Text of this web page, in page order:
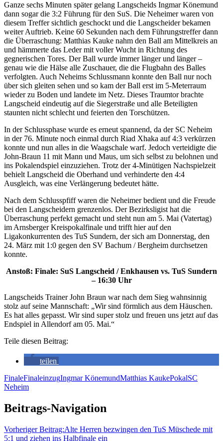
Ganze sechs Minuten später gelang Langscheids Ingmar Könemund
dann sogar die 3:2 Führung für den SuS. Die Neheimer waren von
diesem Treffer sichtlich geschockt und die Langscheider bekamen
weiter Auftrieb. Keine 60 Sekunden nach dem Führungstreffer dann
die Überraschung: Matthias Kauke nahm den Ball am Mittelkreis an
und hämmerte das Leder mit voller Wucht in Richtung des
gegnerischen Tores. Der Ball wurde immer länger und länger –
genau wie die Hälse alle Zuschauer, die die Flugbahn des Balles
verfolgten. Auch Neheims Schlussmann konnte den Ball nur noch
über sich gleiten sehen und so kam der Ball erst im 5-Meterraum
wieder zu Boden und landete im Netz. Dieses Traumtor brachte
Langscheid eindeutig auf die Siegerstraße und alle Beteiligten
staunten nicht schlecht und feierten den Torschützen.
In der Schlussphase wurde es erneut spannend, da der SC Neheim
in der 76. Minute noch einmal durch Riad Xhaka auf 4:3 verkürzen
konnte und nun alles in die Waagschale warf. Jedoch verteidigte die
John-Braun 11 mit Mann und Maus, um sich selbst zu belohnen und
ins Pokalendspiel einzuziehen. Trotz der 4-Minütigen Nachspielzeit
behielt Langscheid die Oberhand und verhinderte den 4:4
Ausgleich, was eine Verlängerung bedeutet hätte.
Nach dem Schlusspfiff waren die Neheimer bedient und die Freude
bei den Langscheidern grenzenlos. Der Bezirksligist hat die
Überraschung perfekt gemacht und steht nun am 5. Mai (Vatertag)
im Arnsberger Kreispokalfinale und trifft hier auf den
Ligakonkurrenten des TuS Sundern, der sich am Donnerstag, den
24. März mit 1:0 gegen den SV Bachum / Bergheim durchsetzen
konnte.
Anstoß: Finale: SuS Langscheid / Enkhausen vs. TuS Sundern
– 16:30 Uhr
Langscheids Trainer John Braun war nach dem Sieg wahnsinnig
stolz auf seine Mannschaft: „Wir sind förmlich aus dem Häuschen.
Es hat alles gepasst. Wir sind super stolz und freuen uns jetzt auf das
Endspiel in Allendorf am 05. Mai.“
Teile diesen Beitrag:
teilen
FinaleFinaleinzugIngmar KönemundMatthias KaukePokalSC
Neheim
Beitrags-Navigation
Vorheriger Beitrag:Alte Herren bezwingen den TuS Müschede mit
5:1 und ziehen ins Halbfinale ein